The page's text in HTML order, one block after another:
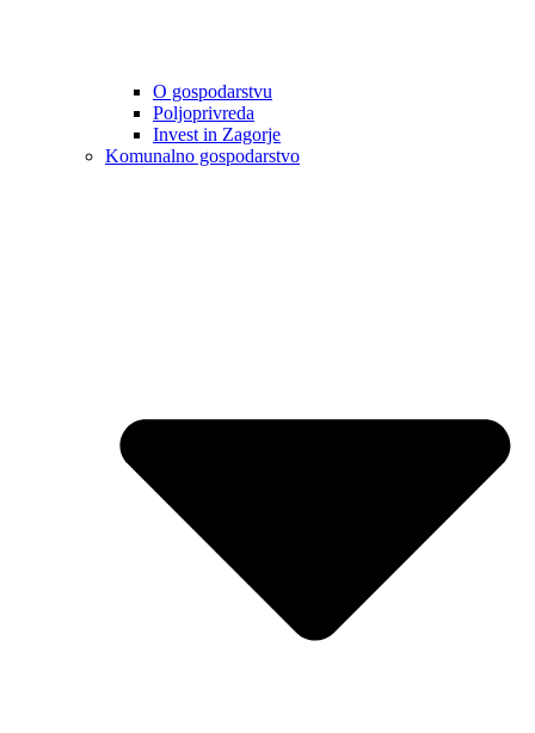
O gospodarstvu
Poljoprivreda
Invest in Zagorje
Komunalno gospodarstvo